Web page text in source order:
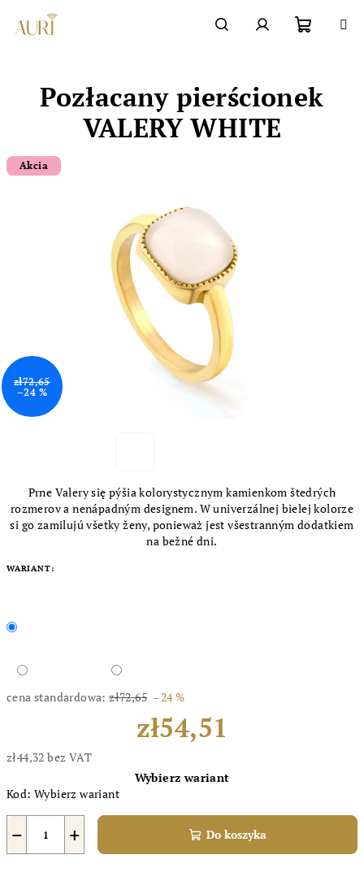
treści
się
Prne Valery się pýšia kolorystycznym kamienkom štedrých
rozmerov a nenápadným designem. W univerzálnej bielej kolorze
si go zamilujú všetky ženy, ponieważ jest všestranným dodatkiem
na bežné dni.
WARIANT:
cena standardowa: zł72,65 –24 %
zł54,51
zł44,32 bez VAT
jednostkowa:
Wybierz wariant
Kod: Wybierz wariant
+
− Do koszyka
Pozłacany pierścionek
VALERY WHITE
Akcia
zł72,65
–24 %
Chatbot šperkovnice AURI